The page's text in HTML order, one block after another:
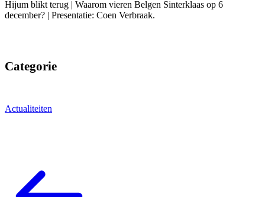
Hijum blikt terug | Waarom vieren Belgen Sinterklaas op 6
december? | Presentatie: Coen Verbraak.
Categorie
Actualiteiten